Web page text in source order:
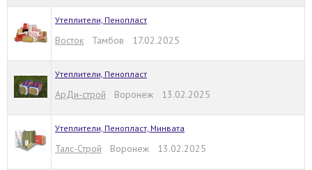
Утеплители, Пенопласт
Восток Тамбов 17.02.2025
Утеплители, Пенопласт
АрДи-строй Воронеж 13.02.2025
Утеплители, Пенопласт, Минвата
Талс-Строй Воронеж 13.02.2025